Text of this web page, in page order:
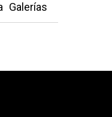
Galerías